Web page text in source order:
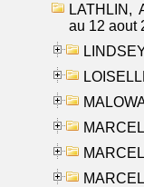
LATHLIN,
au 12 aout